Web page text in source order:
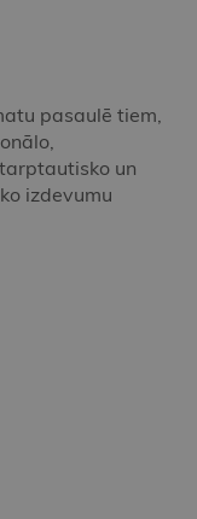
pasaulē tiem,
un
izdevumu